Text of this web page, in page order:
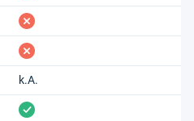
fehlt
fehlt
k.A.
vorhanden